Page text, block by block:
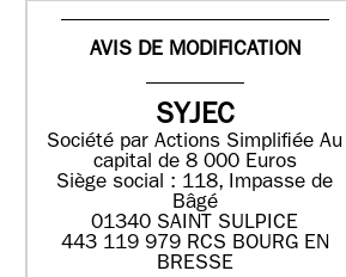
AVIS DE MODIFICATION
SYJEC
Société par Actions SimplifiéeAu
capital de 8 000 Euros
Siège social : 118, Impasse de
Bâgé
01340 SAINT SULPICE
443 119 979 RCS BOURG EN
BRESSE